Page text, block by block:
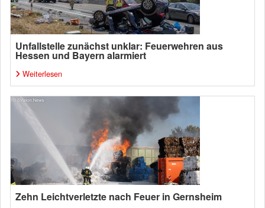
Unfallstelle zunächst unklar: Feuerwehren aus
Hessen und Bayern alarmiert
Weiterlesen
Zehn Leichtverletzte nach Feuer in Gernsheim